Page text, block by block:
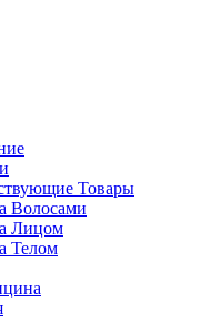
Товары
Волосами
Лицом
Телом